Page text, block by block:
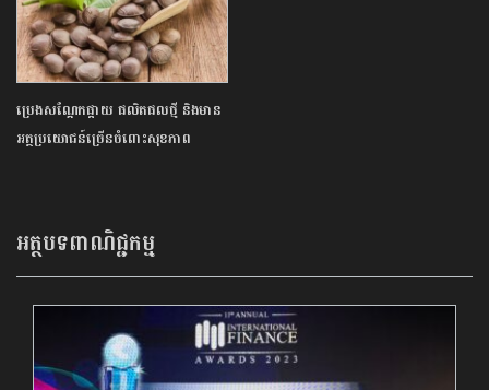
ប្រេងសណ្ដែកផ្កាយ ផលិតផលថ្មី និងមាន
អត្ថប្រយោជន៍ច្រើនចំពោះសុខភាព
អត្ថបទពាណិជ្ជកម្ម